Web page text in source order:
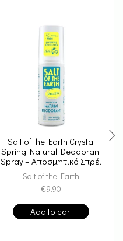
Salt of the Earth Crystal
Spring Natural Deodorant
Spray – Αποσμητικό Σπρέι
Από Κρύσταλλο Ιμαλαΐων
100ml
Salt of the Earth
€9.90
Add to cart